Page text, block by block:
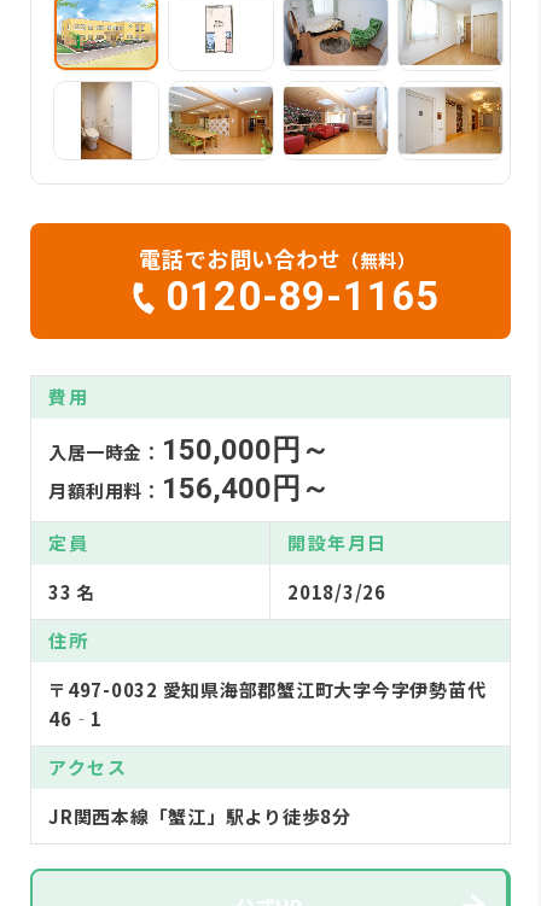
電話でお問い合わせ （無料）
0120-89-1165
費用
入居一時金： 150,000円～
月額利用料： 156,400円～
定員
33 名
開設年月日
2018/3/26
住所
〒497-0032 愛知県海部郡蟹江町大字今字伊勢苗代
46‐1
アクセス
JR関西本線「蟹江」駅より徒歩8分